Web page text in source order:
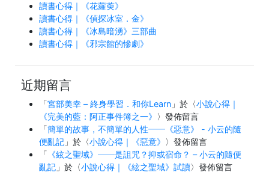
讀書心得｜《花蘿萸》
讀書心得｜《偵探冰室．金》
讀書心得｜《冰島暗湧》三部曲
讀書心得｜《邪宗館的慘劇》
近期留言
「宮部美幸 – 終身學習．和你Learn 」於〈小說心得｜
《完美的藍：阿正事件簿之一》 〉發佈留言
「簡單的故事，不簡單的人性──《惡意》 - 小云的隨
便亂記 」於〈小說心得｜《惡意》 〉發佈留言
「 《絃之聖域》──是詛咒？抑或宿命？ – 小云的隨便
亂記 」於〈小說心得｜《絃之聖域》試讀〉發佈留言